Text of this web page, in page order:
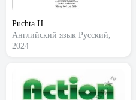
Puchta H.
Английский язык Русский,
2024